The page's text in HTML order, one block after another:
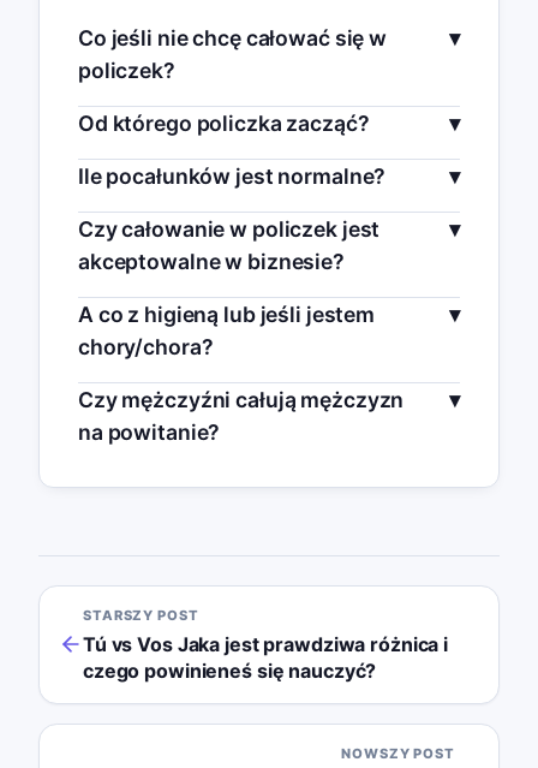
Co jeśli nie chcę całować się w
policzek?
Od którego policzka zacząć?
Ile pocałunków jest normalne?
Czy całowanie w policzek jest
akceptowalne w biznesie?
A co z higieną lub jeśli jestem
chory/chora?
Czy mężczyźni całują mężczyzn
na powitanie?
STARSZY POST
Tú vs Vos Jaka jest prawdziwa różnica i
czego powinieneś się nauczyć?
NOWSZY POST